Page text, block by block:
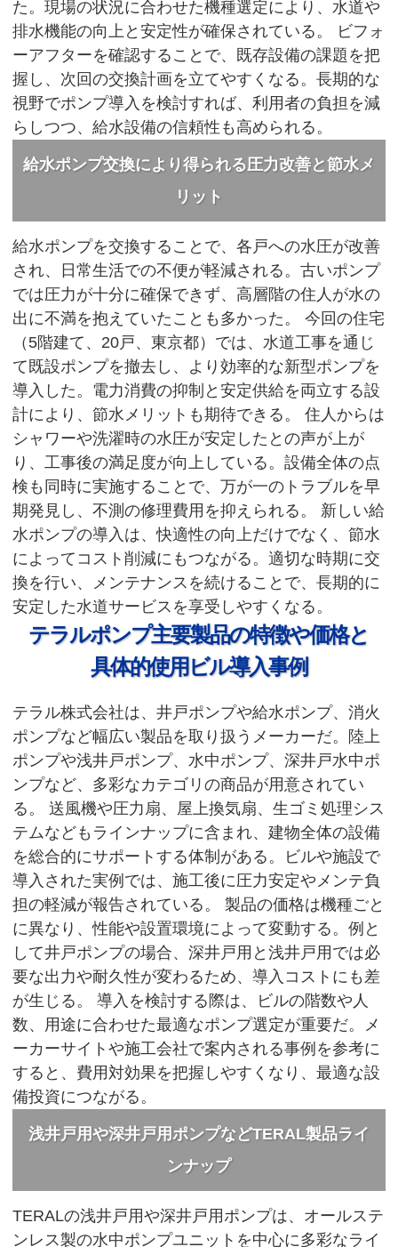
た。現場の状況に合わせた機種選定により、水道や
排水機能の向上と安定性が確保されている。 ビフォ
ーアフターを確認することで、既存設備の課題を把
握し、次回の交換計画を立てやすくなる。長期的な
視野でポンプ導入を検討すれば、利用者の負担を減
らしつつ、給水設備の信頼性も高められる。
給水ポンプ交換により得られる圧力改善と節水メ
リット
給水ポンプを交換することで、各戸への水圧が改善
され、日常生活での不便が軽減される。古いポンプ
では圧力が十分に確保できず、高層階の住人が水の
出に不満を抱えていたことも多かった。 今回の住宅
（5階建て、20戸、東京都）では、水道工事を通じ
て既設ポンプを撤去し、より効率的な新型ポンプを
導入した。電力消費の抑制と安定供給を両立する設
計により、節水メリットも期待できる。 住人からは
シャワーや洗濯時の水圧が安定したとの声が上が
り、工事後の満足度が向上している。設備全体の点
検も同時に実施することで、万が一のトラブルを早
期発見し、不測の修理費用を抑えられる。 新しい給
水ポンプの導入は、快適性の向上だけでなく、節水
によってコスト削減にもつながる。適切な時期に交
換を行い、メンテナンスを続けることで、長期的に
安定した水道サービスを享受しやすくなる。
テラルポンプ主要製品の特徴や価格と
具体的使用ビル導入事例
テラル株式会社は、井戸ポンプや給水ポンプ、消火
ポンプなど幅広い製品を取り扱うメーカーだ。陸上
ポンプや浅井戸ポンプ、水中ポンプ、深井戸水中ポ
ンプなど、多彩なカテゴリの商品が用意されてい
る。 送風機や圧力扇、屋上換気扇、生ゴミ処理シス
テムなどもラインナップに含まれ、建物全体の設備
を総合的にサポートする体制がある。ビルや施設で
導入された実例では、施工後に圧力安定やメンテ負
担の軽減が報告されている。 製品の価格は機種ごと
に異なり、性能や設置環境によって変動する。例と
して井戸ポンプの場合、深井戸用と浅井戸用では必
要な出力や耐久性が変わるため、導入コストにも差
が生じる。 導入を検討する際は、ビルの階数や人
数、用途に合わせた最適なポンプ選定が重要だ。メ
ーカーサイトや施工会社で案内される事例を参考に
すると、費用対効果を把握しやすくなり、最適な設
備投資につながる。
浅井戸用や深井戸用ポンプなどTERAL製品ライ
ンナップ
TERALの浅井戸用や深井戸用ポンプは、オールステ
ンレス製の水中ポンプユニットを中心に多彩なライ